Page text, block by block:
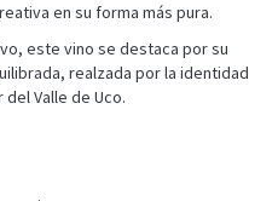
en su forma más pura.
este vino se destaca por su
realzada por la identidad
Valle de Uco.